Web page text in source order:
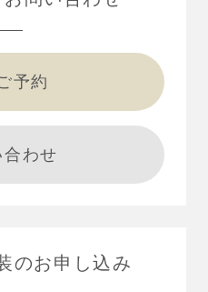
予約
合わせ
のお申し込み